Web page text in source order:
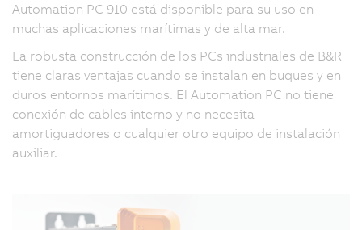
Automation PC 910 está disponible para su uso en
muchas aplicaciones marítimas y de alta mar.
La robusta construcción de los PCs industriales de B&R
tiene claras ventajas cuando se instalan en buques y en
duros entornos marítimos. El Automation PC no tiene
conexión de cables interno y no necesita
amortiguadores o cualquier otro equipo de instalación
auxiliar.